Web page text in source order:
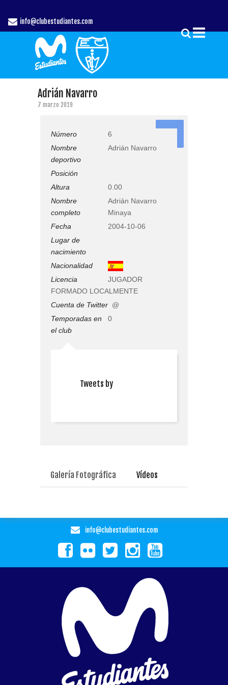
info@clubestudiantes.com
Adrián Navarro
7 marzo 2019
Número
6
Nombre
deportivo
Adrián Navarro
Posición
Altura
0.00
Nombre
completo
Adrián Navarro
Minaya
Fecha
2004-10-06
Lugar de
nacimiento
Nacionalidad
Licencia
JUGADOR
FORMADO LOCALMENTE
Cuenta de Twitter @
Temporadas en
el club
0
Tweets by
Galería Fotográfica Vídeos
info@clubestudiantes.com